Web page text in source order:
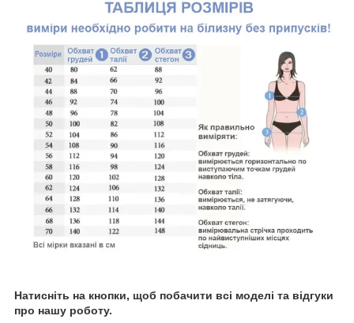
Натисніть на кнопки, щоб побачити всі моделі та відгуки
про нашу роботу.